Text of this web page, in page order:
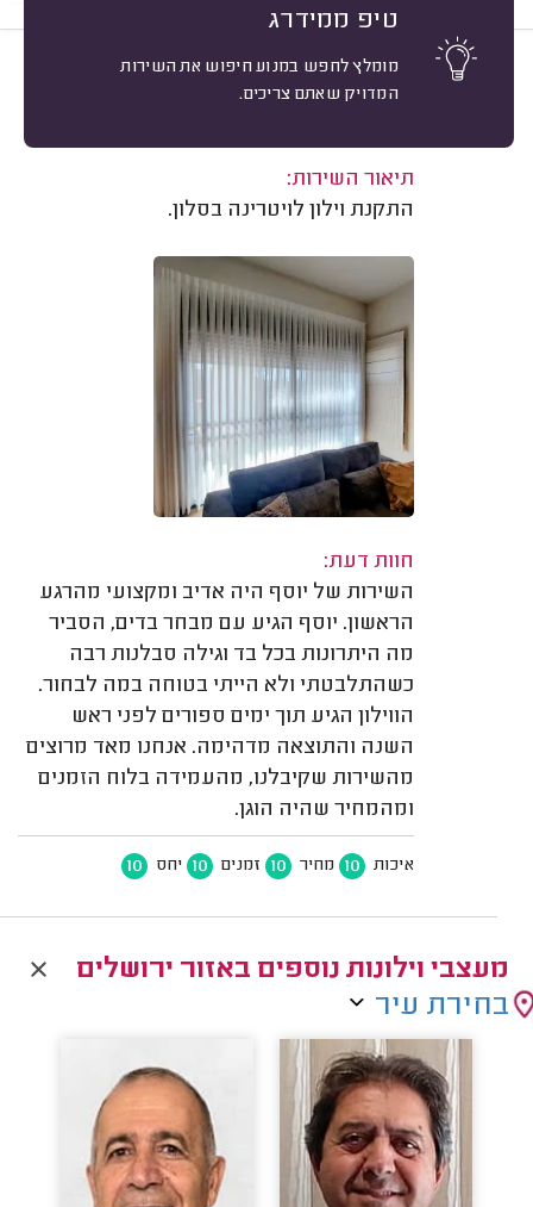
טיפ ממידרג
מומלץ לחפש במנוע חיפוש את השירות
המדויק שאתם צריכים.
איריס הרשקוביץ, כפר אוריה.
אשרור: 14/01/2026
תיאור השירות:
התקנת וילון לויטרינה בסלון.
חוות דעת:
השירות של יוסף היה אדיב ומקצועי מהרגע
הראשון. יוסף הגיע עם מבחר בדים, הסביר
מה היתרונות בכל בד וגילה סבלנות רבה
כשהתלבטתי ולא הייתי בטוחה במה לבחור.
הווילון הגיע תוך ימים ספורים לפני ראש
השנה והתוצאה מדהימה. אנחנו מאד מרוצים
מהשירות שקיבלנו, מהעמידה בלוח הזמנים
ומהמחיר שהיה הוגן.
איכות 10 מחיר 10 זמנים 10 יחס 10
10
מעצבי וילונות נוספים באזור ירושלים
בחירת עיר